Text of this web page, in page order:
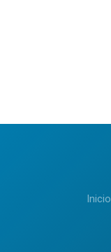
Inicio